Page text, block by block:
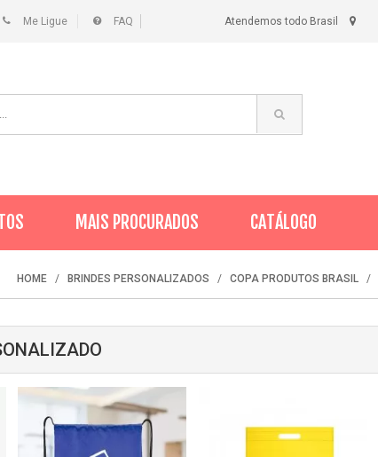
Me Ligue FAQ Atendemos todo Brasil
MAIS PROCURADOS CATÁLOGO
HOME BRINDES PERSONALIZADOS COPA PRODUTOS BRASIL